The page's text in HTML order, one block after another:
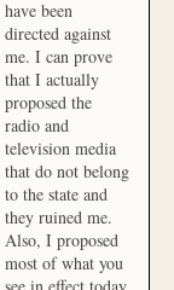
have been
directed against
me. I can prove
that I actually
proposed the
radio and
television media
that do not belong
to the state and
they ruined me.
Also, I proposed
most of what you